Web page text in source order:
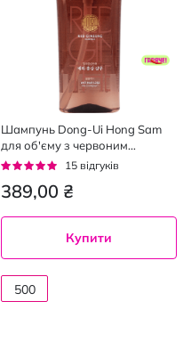
Шампунь Dong-Ui Hong Sam
для об'єму з червоним
женьшенем та абрикосовою
Рейтинг:
15 відгуків
389,00 ₴
Купити
500